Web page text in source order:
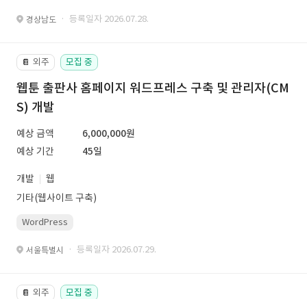
경상남도 · 등록일자 2026.07.28.
📔 외주 모집 중
웹툰 출판사 홈페이지 워드프레스 구축 및 관리자(CM
S) 개발
예상 금액
6,000,000원
예상 기간
45일
개발
웹
기타(웹사이트 구축)
WordPress
서울특별시 · 등록일자 2026.07.29.
📔 외주 모집 중